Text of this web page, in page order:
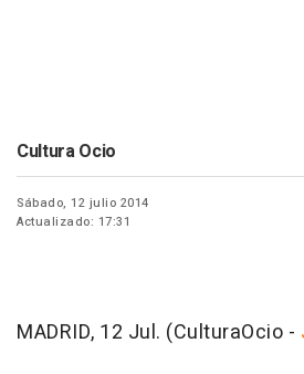
Cultura Ocio
Sábado, 12 julio 2014
Actualizado: 17:31
MADRID, 12 Jul. (CulturaOcio -